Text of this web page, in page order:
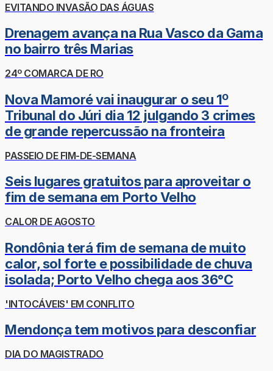
EVITANDO INVASÃO DAS ÁGUAS
Drenagem avança na Rua Vasco da Gama
no bairro três Marias
24º COMARCA DE RO
Nova Mamoré vai inaugurar o seu 1º
Tribunal do Júri dia 12 julgando 3 crimes
de grande repercussão na fronteira
PASSEIO DE FIM-DE-SEMANA
Seis lugares gratuitos para aproveitar o
fim de semana em Porto Velho
CALOR DE AGOSTO
Rondônia terá fim de semana de muito
calor, sol forte e possibilidade de chuva
isolada; Porto Velho chega aos 36°C
'INTOCÁVEIS' EM CONFLITO
Mendonça tem motivos para desconfiar
DIA DO MAGISTRADO